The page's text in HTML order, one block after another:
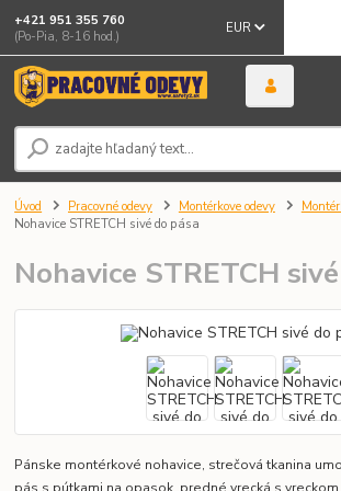
EUR
+421 951 355 760
(Po-Pia, 8-16 hod.)
Úvod Pracovné odevy Montérkove odevy
Nohavice STRETCH sivé do pása
Nohavice STRETCH
Pánske montérkové nohavice, strečová tkanina